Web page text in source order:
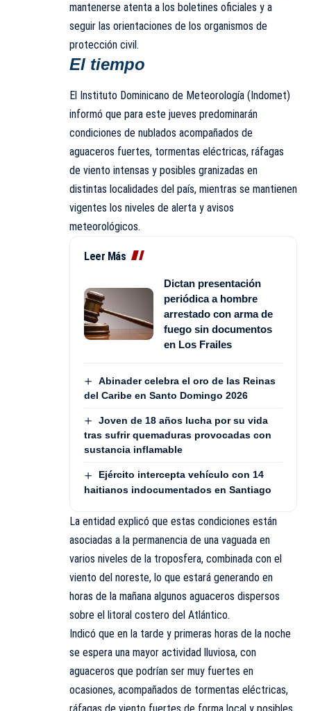
mantenerse atenta a los boletines oficiales y a
seguir las orientaciones de los organismos de
protección civil.
El tiempo
El Instituto Dominicano de Meteorología (Indomet)
informó que para este jueves predominarán
condiciones de nublados acompañados de
aguaceros fuertes, tormentas eléctricas, ráfagas
de viento intensas y posibles granizadas en
distintas localidades del país, mientras se mantienen
vigentes los niveles de alerta y avisos
meteorológicos.
Leer Más
Dictan presentación
periódica a hombre
arrestado con arma de
fuego sin documentos
en Los Frailes
Abinader celebra el oro de las Reinas
del Caribe en Santo Domingo 2026
Joven de 18 años lucha por su vida
tras sufrir quemaduras provocadas con
sustancia inflamable
Ejército intercepta vehículo con 14
haitianos indocumentados en Santiago
La entidad explicó que estas condiciones están
asociadas a la permanencia de una vaguada en
varios niveles de la troposfera, combinada con el
viento del noreste, lo que estará generando en
horas de la mañana algunos aguaceros dispersos
sobre el litoral costero del Atlántico.
Indicó que en la tarde y primeras horas de la noche
se espera una mayor actividad lluviosa, con
aguaceros que podrían ser muy fuertes en
ocasiones, acompañados de tormentas eléctricas,
ráfagas de viento fuertes de forma local y posibles